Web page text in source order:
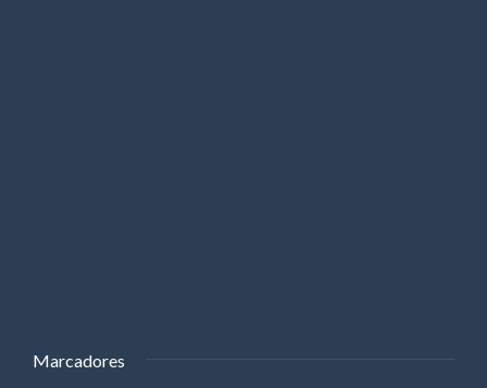
Marcadores